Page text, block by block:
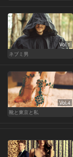
Vol.1
ネブミ男
Vol.4
靴と東京と私